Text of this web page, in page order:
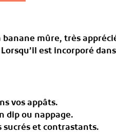
mûre, très
est incorporé
vos appâts.
dip ou nappage.
et contrastants.